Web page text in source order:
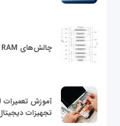
چالش‌های RAM در Workloadهای محاسباتی HPC
آموزش تعمیرات
تجهیزات